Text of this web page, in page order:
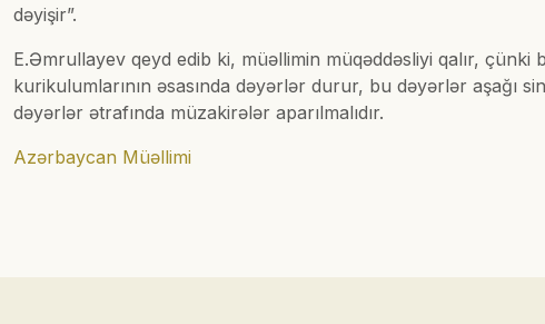
dəyişir”.
E.Əmrullayev qeyd edib ki, müəllimin müqəddəsliyi qalır,
kurikulumlarının əsasında dəyərlər durur, bu dəyərlər aşağı
dəyərlər ətrafında müzakirələr aparılmalıdır.
Azərbaycan Müəllimi